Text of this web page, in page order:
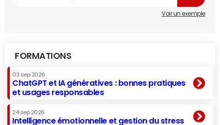
Voir un exemple
FORMATIONS
03 sep 2026
ChatGPT et IA génératives : bonnes pratiques
et usages responsables
24 sep 2026
Intelligence émotionnelle et gestion du stress